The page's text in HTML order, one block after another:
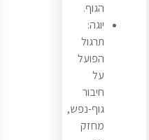
הגוף.
יוגה:
תרגול
הפועל
על
חיבור
גוף-נפש,
מחזק